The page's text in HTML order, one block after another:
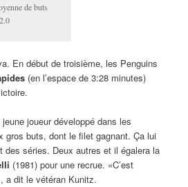
de buts
En début de troisième, les Penguins
(en l’espace de 3:28 minutes)
joueur développé dans les
gros buts, dont le filet gagnant. Ça lui
des séries. Deux autres et il égalera la
(1981) pour une recrue. «C’est
a dit le vétéran Kunitz.